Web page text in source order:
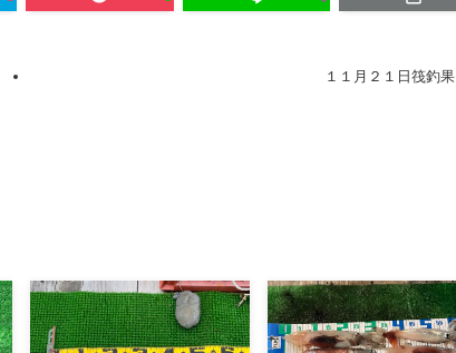
１１月２１日筏釣果